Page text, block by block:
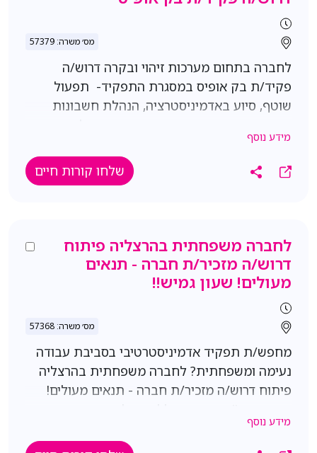
אנוש טובים, אחריות ומוסר עבודה גבוה.
מס׳ משרה: 57379
לחברה בתחום מערכות זיהוי ובקרה דרוש/ה
פקיד/ת בק אופיס במסגרת התפקיד- תפעול
שוטף, סיוע באדמיניסטרציה, הנהלת חשבונות
ניסיון בתפקיד דומה שליטה מלאה ביישומי אופיס
סדר וארגון יכולת עבודה עצמאית
מידע נוסף
שלחו קורות חיים
לחברה משפחתית בהרצליה פיתוח
דרוש/ה מזכיר/ת חברה - תנאים
מעולים! שעון גמיש!!
מס׳ משרה: 57368
מחפש/ת תפקיד אדמיניסטרטיבי בסביבת עבודה
נעימה ומשפחתית? לחברה משפחתית בהרצליה
פיתוח דרוש/ה מזכיר/ת חברה - תנאים מעולים!
פגישות, ארגון ישיבות הנהלה וועדות דירקטוריון,
עבודה מול ממשקים מגוונים, סיוע אדמיניסטרטיבי
מידע נוסף